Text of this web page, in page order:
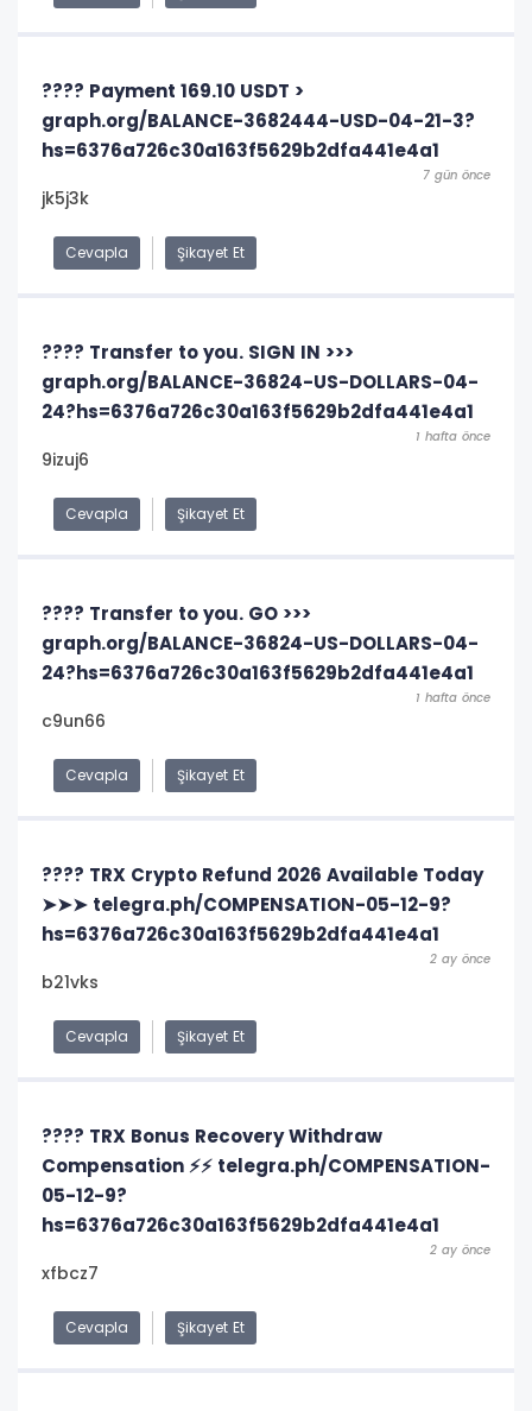
???? Payment 169.10 USDT >
graph.org/BALANCE-3682444-USD-04-21-3?
hs=6376a726c30a163f5629b2dfa441e4a1
7 gün önce
jk5j3k
Cevapla Şikayet Et
???? Transfer to you. SIGN IN >>>
graph.org/BALANCE-36824-US-DOLLARS-04-
24?hs=6376a726c30a163f5629b2dfa441e4a1
1 hafta önce
9izuj6
Cevapla Şikayet Et
???? Transfer to you. GO >>>
graph.org/BALANCE-36824-US-DOLLARS-04-
24?hs=6376a726c30a163f5629b2dfa441e4a1
1 hafta önce
c9un66
Cevapla Şikayet Et
???? TRX Crypto Refund 2026 Available Today
➤➤➤ telegra.ph/COMPENSATION-05-12-9?
hs=6376a726c30a163f5629b2dfa441e4a1
2 ay önce
b21vks
Cevapla Şikayet Et
???? TRX Bonus Recovery Withdraw
Compensation ⚡⚡ telegra.ph/COMPENSATION-
05-12-9?
hs=6376a726c30a163f5629b2dfa441e4a1
2 ay önce
xfbcz7
Cevapla Şikayet Et